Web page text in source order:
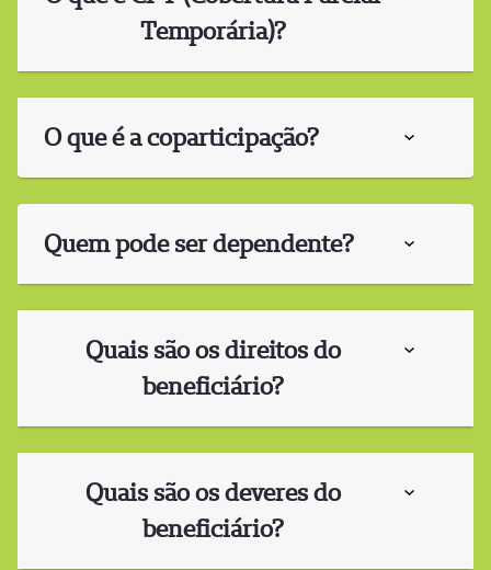
Temporária)?
O que é a coparticipação?
Quem pode ser dependente?
Quais são os direitos do
beneficiário?
Quais são os deveres do
beneficiário?